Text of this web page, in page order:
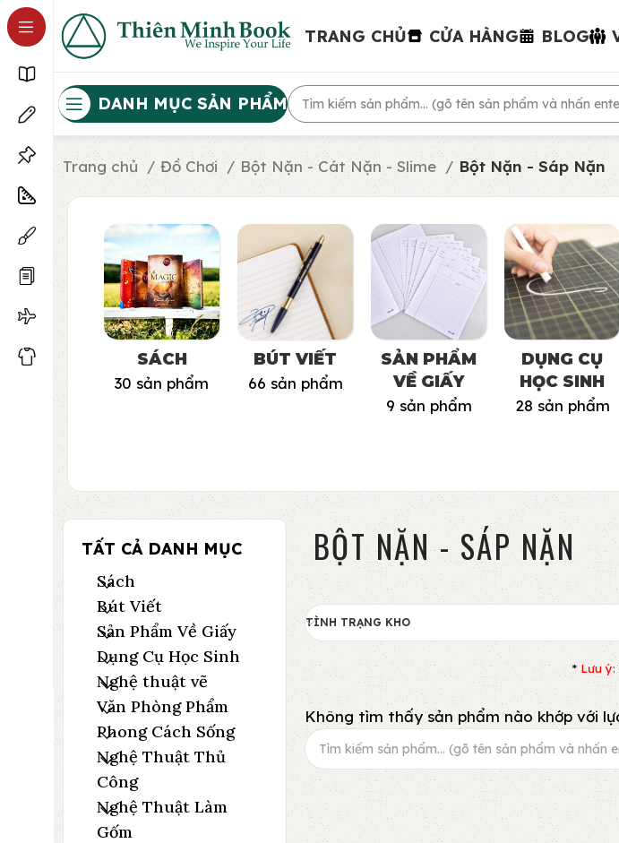
TRANG CHỦ CỬA HÀNG BLOG
DANH MỤC SẢN PHẨM
Trang chủ Đồ Chơi Bột Nặn - Cát Nặn - Slime Bột Nặn - Sáp Nặn
SÁCH
30 sản phẩm
BÚT VIẾT
66 sản phẩm
SẢN PHẨM
VỀ GIẤY
9 sản phẩm
DỤNG CỤ
HỌC SINH
28 sản phẩm
TẤT CẢ DANH MỤC
Sách
Bút Viết
Sản Phẩm Về Giấy
Dụng Cụ Học Sinh
Nghệ thuật vẽ
Văn Phòng Phẩm
Phong Cách Sống
Nghệ Thuật Thủ
Công
Nghệ Thuật Làm
Gốm
BỘT NẶN - SÁP NẶN
TÌNH TRẠNG KHO
* Lưu ý:
Không tìm thấy sản phẩm nào khớp với